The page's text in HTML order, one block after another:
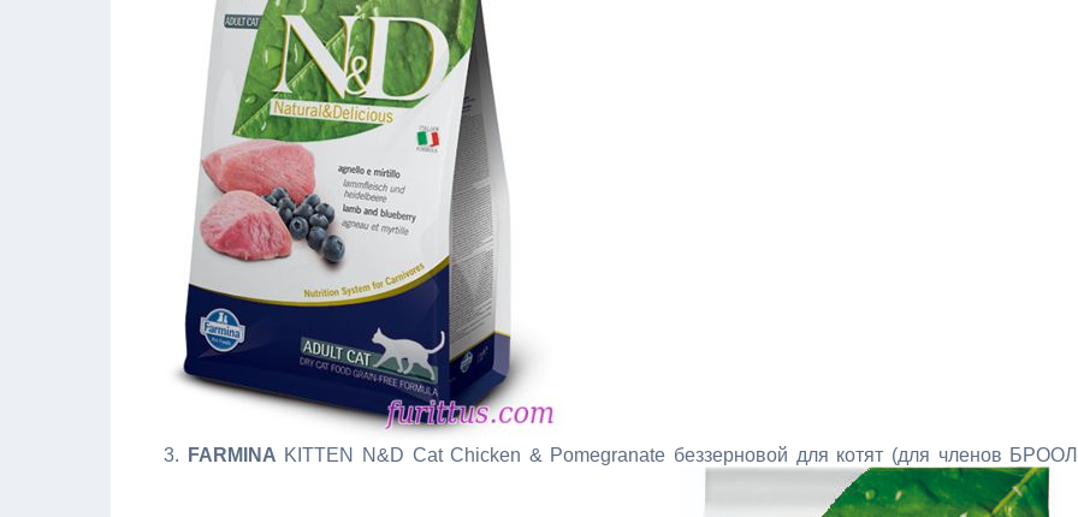
3. FARMINA KITTEN N&D Cat Chicken & Pomegranate беззерновой для котят (для членов